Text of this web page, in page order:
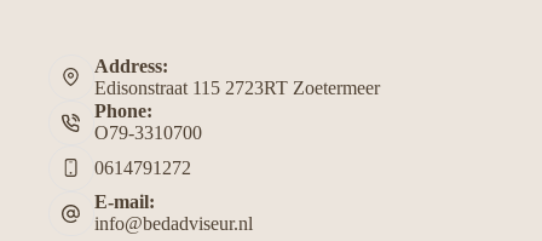
Address:
Edisonstraat 115 2723RT Zoetermeer
Phone:
O79-3310700
0614791272
E-mail:
info@bedadviseur.nl